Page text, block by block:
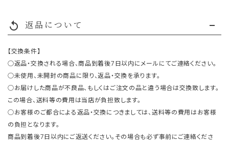
replay 返品について
【交換条件】
○返品・交換される場合、商品到着後7日以内にメールにてご連絡ください。
○未使用、未開封の商品に限り、返品・交換を承ります。
○お届けした商品が不良品、もしくはご注文の品と違う場合は交換致します。
この場合、送料等の費用は当店が負担致します。
○お客様のご都合による返品・交換につきましては、送料等の費用はお客様
の負担となります。
商品到着後7日以内にご返送ください。その場合も必ず事前にご連絡くださ